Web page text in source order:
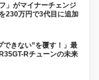
」がマイナーチェンジ
230万円で3代目に追加
できない”を覆す！」最
Rチューンの未来